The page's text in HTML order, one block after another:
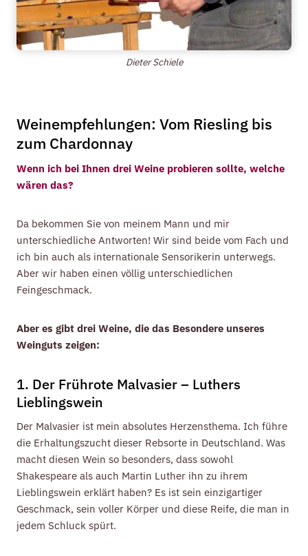
Dieter Schiele
Weinempfehlungen: Vom Riesling bis
zum Chardonnay
Wenn ich bei Ihnen drei Weine probieren sollte, welche
wären das?
Da bekommen Sie von meinem Mann und mir
unterschiedliche Antworten! Wir sind beide vom Fach und
ich bin auch als internationale Sensorikerin unterwegs.
Aber wir haben einen völlig unterschiedlichen
Feingeschmack.
Aber es gibt drei Weine, die das Besondere unseres
Weinguts zeigen:
1. Der Frührote Malvasier – Luthers
Lieblingswein
Der Malvasier ist mein absolutes Herzensthema. Ich führe
die Erhaltungszucht dieser Rebsorte in Deutschland. Was
macht diesen Wein so besonders, dass sowohl
Shakespeare als auch Martin Luther ihn zu ihrem
Lieblingswein erklärt haben? Es ist sein einzigartiger
Geschmack, sein voller Körper und diese Reife, die man in
jedem Schluck spürt.